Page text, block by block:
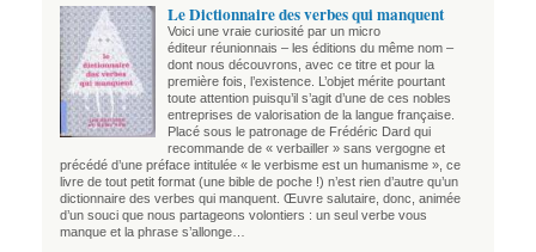
Le Dictionnaire des verbes qui manquent
Voici une vraie curiosité par un micro
éditeur réunionnais – les éditions du même nom –
dont nous découvrons, avec ce titre et pour la
première fois, l’existence. L’objet mérite pourtant
toute attention puisqu’il s’agit d’une de ces nobles
entreprises de valorisation de la langue française.
Placé sous le patronage de Frédéric Dard qui
recommande de « verbailler » sans vergogne et
précédé d’une préface intitulée « le verbisme est un humanisme », ce
livre de tout petit format (une bible de poche !) n’est rien d’autre qu’un
dictionnaire des verbes qui manquent. Œuvre salutaire, donc, animée
d’un souci que nous partageons volontiers : un seul verbe vous
manque et la phrase s’allonge…